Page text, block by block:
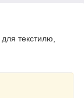
для текстилю,